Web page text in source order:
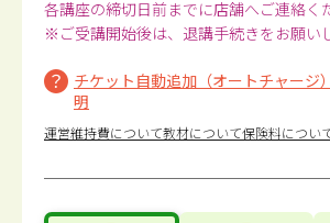
各講座の締切日前までに店舗へご連絡く
※ご受講開始後は、退講手続きをお願い
チケット自動追加（オートチャージ
明
運営維持費について教材について保険料につい